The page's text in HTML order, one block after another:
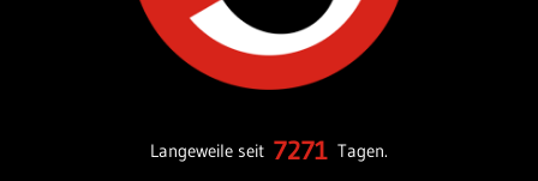
Langeweile seit 7271 Tagen.